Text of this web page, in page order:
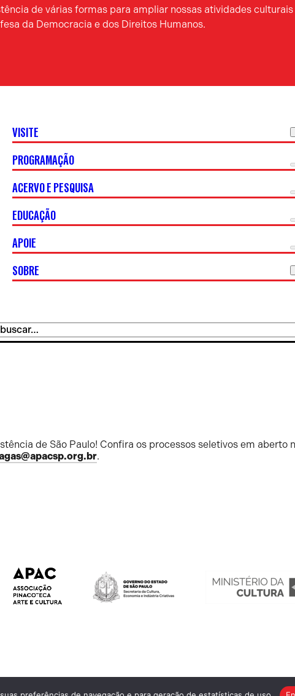
de várias formas para ampliar nossas atividades culturais
da Democracia e dos Direitos Humanos.
VISITE
PROGRAMAÇÃO
ACERVO E PESQUISA
EDUCAÇÃO
APOIE
SOBRE
de São Paulo! Confira os processos seletivos em
.